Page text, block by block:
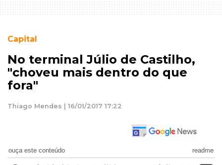
Capital
No terminal Júlio de Castilho,
"choveu mais dentro do que
fora"
Thiago Mendes | 16/01/2017 17:22
ouça este conteúdo readme